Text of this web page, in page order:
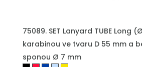
75089. SET Lanyard TUBE Long
karabinou ve tvaru D 55 mm a
sponou Ø 7 mm